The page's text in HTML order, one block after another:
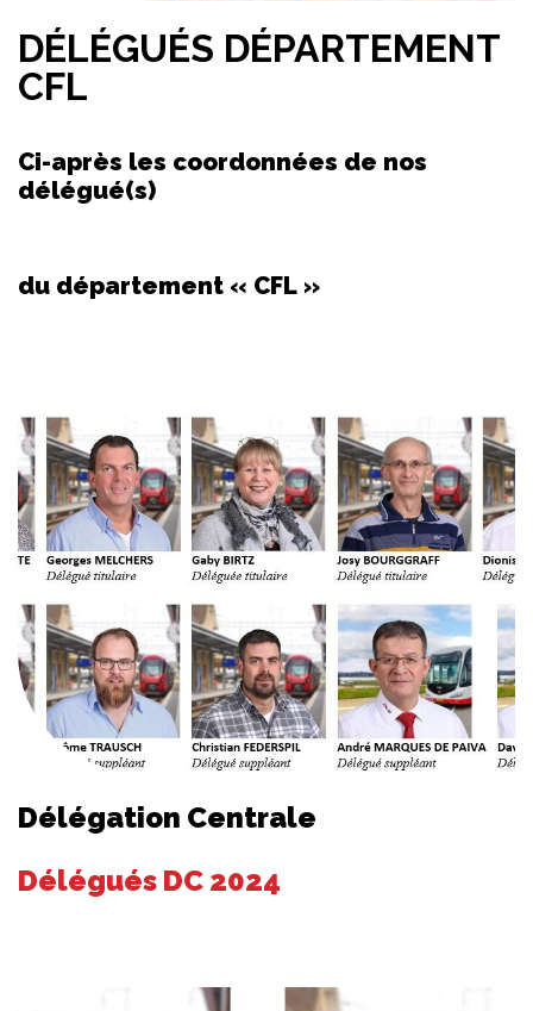
DÉLÉGUÉS DÉPARTEMENT
CFL
Ci-après les coordonnées de nos
délégué(s)
du département « CFL »
Délégation Centrale
Délégués DC 2024